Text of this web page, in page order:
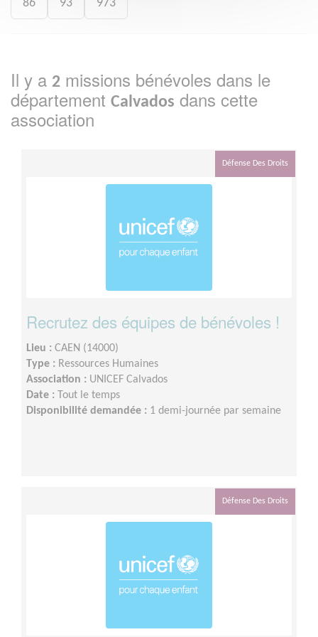
86 93 973
Il y a 2 missions bénévoles dans le
département Calvados dans cette
association
Défense Des Droits
Recrutez des équipes de bénévoles !
Lieu : CAEN (14000)
Type : Ressources Humaines
Association : UNICEF Calvados
Date :
Tout le temps
Disponibilité demandée : 1 demi-journée par semaine
Défense Des Droits